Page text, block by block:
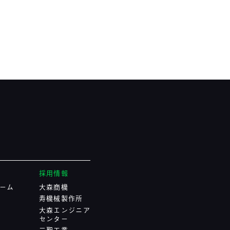
ム
採用情報
大森商機
寿機械製作所
大森エンジニア
センター